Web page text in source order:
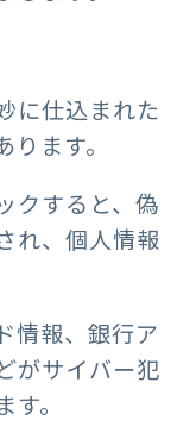
に仕込まれた
ます。
クすると、偽
れ、個人情報
情報、銀行ア
がサイバー犯
。